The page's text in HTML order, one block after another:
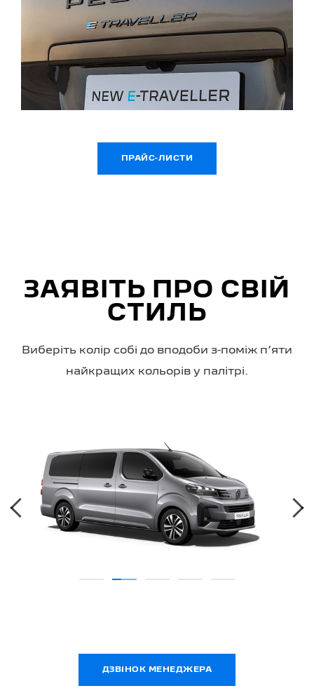
ПРАЙС-ЛИСТИ
ЗАЯВІТЬ ПРО СВІЙ
СТИЛЬ
Виберіть колір собі до вподоби з-поміж пʼяти
найкращих кольорів у палітрі.
‹ ›
ДЗВІНОК МЕНЕДЖЕРА